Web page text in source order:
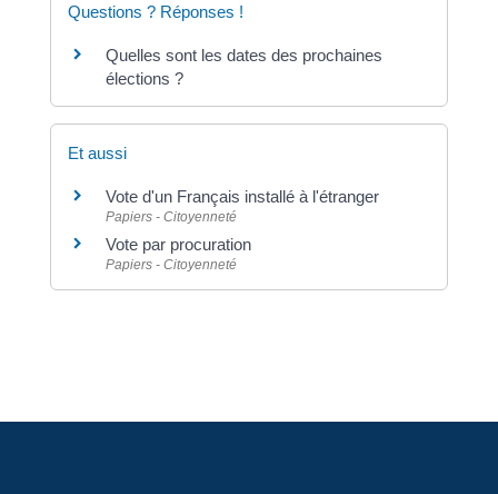
Questions ? Réponses !
Quelles sont les dates des prochaines
élections ?
Et aussi
Vote d'un Français installé à l'étranger
Papiers - Citoyenneté
Vote par procuration
Papiers - Citoyenneté